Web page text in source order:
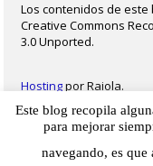
Los contenidos de
Creative Commons
3.0 Unported.
Hostingpor Raiola.
2023 - Christian Delgado von
|
Este blog recopila
para mejorar
navegando, es que